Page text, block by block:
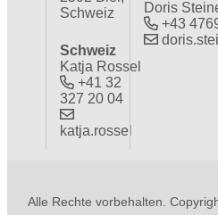
Schweiz
Schweiz
Katja Rossel
+41 32
327 20 04
katja.rossel
Doris
+43
Alle Rechte vorbehalten.